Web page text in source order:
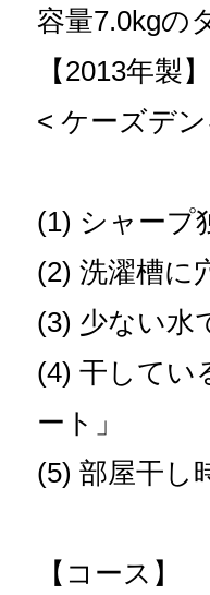
容量7.0kgの
【2013年製】
< ケーズデ
(1) シャープ
(2) 洗濯槽に
(3) 少ない水
(4) 干してい
ート」
(5) 部屋干し
【コース】